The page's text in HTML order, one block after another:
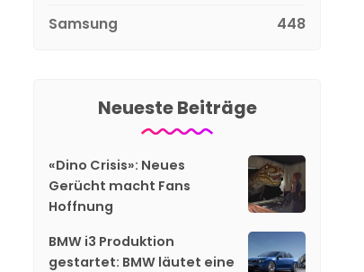
Samsung
448
Neueste Beiträge
«Dino Crisis»: Neues
Gerücht macht Fans
Hoffnung
BMW i3 Produktion
gestartet: BMW läutet eine